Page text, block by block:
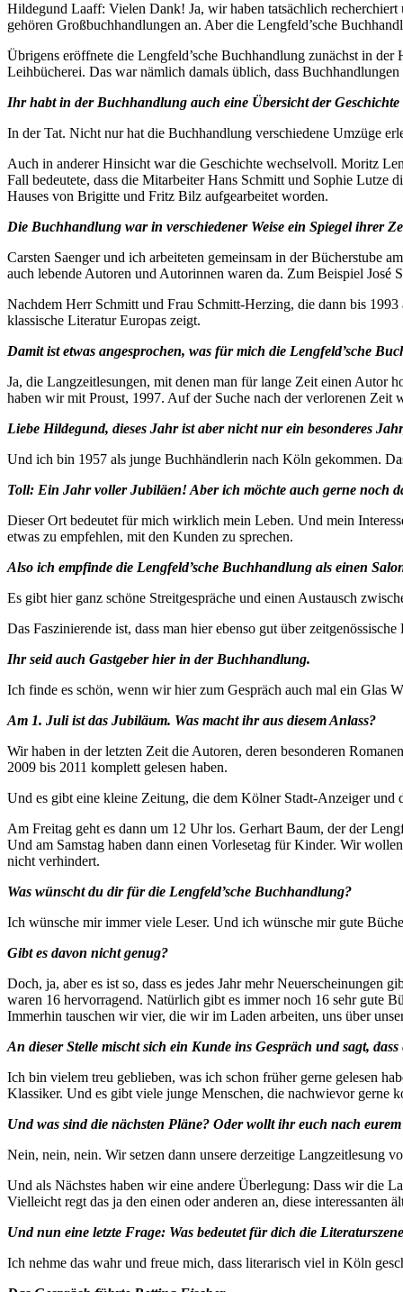
Hildegund Laaff: Vielen Dank! Ja, wir haben tatsächlich recherchiert
gehören Großbuchhandlungen an. Aber die Lengfeld’sche
Übrigens eröffnete die Lengfeld’sche Buchhandlung zunächst in
Leihbücherei. Das war nämlich damals üblich, dass
Ihr habt in der Buchhandlung auch eine Übersicht der
In der Tat. Nicht nur hat die Buchhandlung verschiedene Umzüge
Auch in anderer Hinsicht war die Geschichte wechselvoll. Moritz
Fall bedeutete, dass die Mitarbeiter Hans Schmitt und Sophie
Hauses von Brigitte und Fritz Bilz aufgearbeitet worden.
Die Buchhandlung war in verschiedener Weise ein Spiegel ihrer
Carsten Saenger und ich arbeiteten gemeinsam in der Bücherstube
auch lebende Autoren und Autorinnen waren da. Zum Beispiel José
Nachdem Herr Schmitt und Frau Schmitt-Herzing, die dann bis
klassische Literatur Europas zeigt.
Damit ist etwas angesprochen, was für mich die Lengfeld’sche
Ja, die Langzeitlesungen, mit denen man für lange Zeit einen Autor
haben wir mit Proust, 1997. Auf der Suche nach der verlorenen Zeit
Liebe Hildegund, dieses Jahr ist aber nicht nur ein besonderes
Und ich bin 1957 als junge Buchhändlerin nach Köln gekommen.
Toll: Ein Jahr voller Jubiläen! Aber ich möchte auch gerne noch
Dieser Ort bedeutet für mich wirklich mein Leben. Und mein
etwas zu empfehlen, mit den Kunden zu sprechen.
Also ich empfinde die Lengfeld’sche Buchhandlung als einen
Es gibt hier ganz schöne Streitgespräche und einen Austausch
Das Faszinierende ist, dass man hier ebenso gut über
Ihr seid auch Gastgeber hier in der Buchhandlung.
Ich finde es schön, wenn wir hier zum Gespräch auch mal ein Glas
Am 1. Juli ist das Jubiläum. Was macht ihr aus diesem Anlass?
Wir haben in der letzten Zeit die Autoren, deren besonderen
2009 bis 2011 komplett gelesen haben.
Und es gibt eine kleine Zeitung, die dem Kölner Stadt-Anzeiger und
Am Freitag geht es dann um 12 Uhr los. Gerhart Baum, der der
Und am Samstag haben dann einen Vorlesetag für Kinder. Wir
nicht verhindert.
Was wünscht du dir für die Lengfeld’sche Buchhandlung?
Ich wünsche mir immer viele Leser. Und ich wünsche mir gute
Gibt es davon nicht genug?
Doch, ja, aber es ist so, dass es jedes Jahr mehr Neuerscheinungen
waren 16 hervorragend. Natürlich gibt es immer noch 16 sehr gute
Immerhin tauschen wir vier, die wir im Laden arbeiten, uns über
An dieser Stelle mischt sich ein Kunde ins Gespräch und sagt,
Ich bin vielem treu geblieben, was ich schon früher gerne gelesen
Klassiker. Und es gibt viele junge Menschen, die nachwievor gerne
Und was sind die nächsten Pläne? Oder wollt ihr euch nach
Nein, nein, nein. Wir setzen dann unsere derzeitige Langzeitlesung
Und als Nächstes haben wir eine andere Überlegung: Dass wir die
Vielleicht regt das ja den einen oder anderen an, diese interessanten
Und nun eine letzte Frage: Was bedeutet für dich die
Ich nehme das wahr und freue mich, dass literarisch viel in Köln